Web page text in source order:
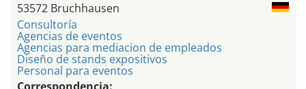
53572 Bruchhausen
Consultoría
Agencias de eventos
Agencias para mediacion de empleados
Diseño de stands expositivos
Personal para eventos